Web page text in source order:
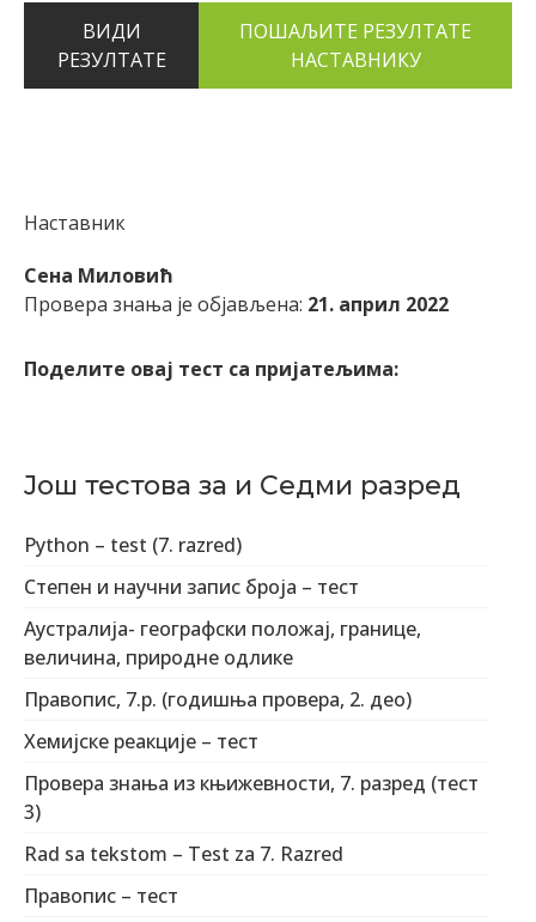
ВИДИ
РЕЗУЛТАТЕ
Наставник
Сена Миловић
Провера знања је објављена: 21. април 2022
Поделите овај тест са пријатељима:
Још тестова за и Седми разред
Python – test (7. razred)
Степен и научни запис броја – тест
Аустралија- географски положај, границе,
величина, природне одлике
Правопис, 7.р. (годишња провера, 2. део)
Хемијске реакције – тест
Провера знања из књижевности, 7. разред (тест
3)
Rad sa tekstom – Test za 7. Razred
Правопис – тест